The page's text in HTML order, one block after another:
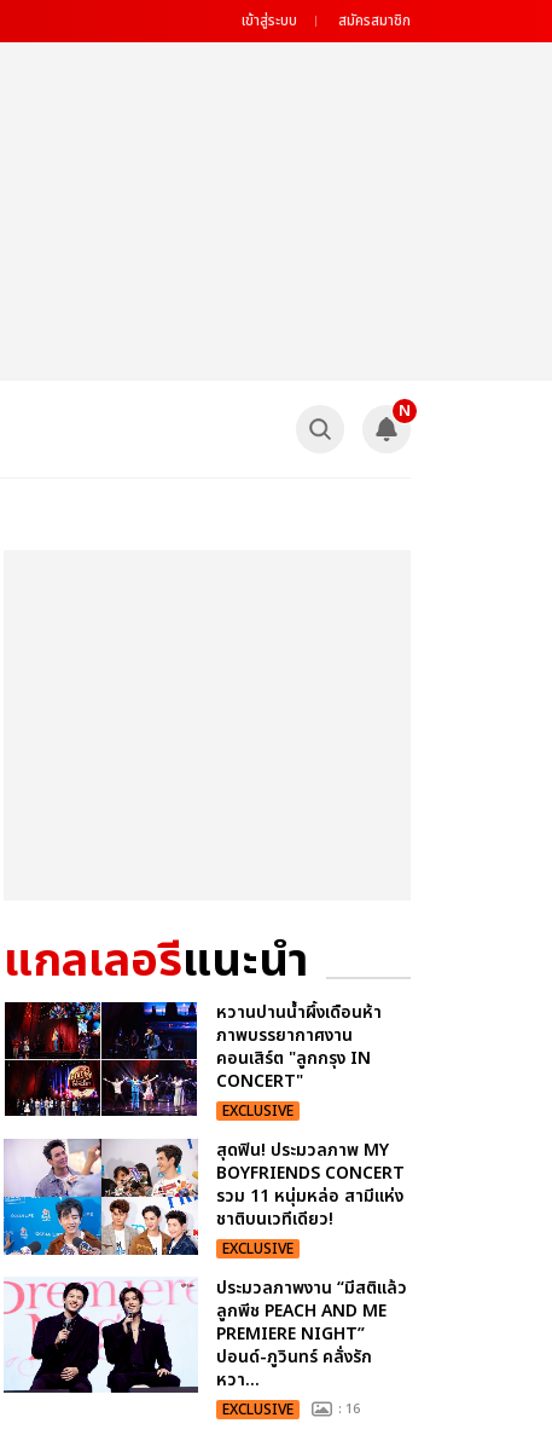
เข้าสู่ระบบ สมัครสมาชิก
N
แกลเลอรีแนะนำ
หวานปานน้ำผึ้งเดือนห้า
ภาพบรรยากาศงาน
คอนเสิร์ต "ลูกกรุง IN
CONCERT"
EXCLUSIVE
สุดฟิน! ประมวลภาพ MY
BOYFRIENDS CONCERT
รวม 11 หนุ่มหล่อ สามีแห่ง
ชาติบนเวทีเดียว!
EXCLUSIVE
ประมวลภาพงาน “มีสติแล้ว
ลูกพีช PEACH AND ME
PREMIERE NIGHT”
ปอนด์-ภูวินทร์ คลั่งรัก
หวา...
EXCLUSIVE : 16